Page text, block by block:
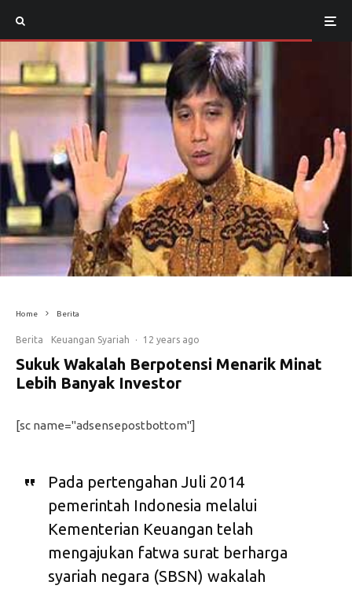
Home Berita
Berita Keuangan Syariah · 12 years ago
Sukuk Wakalah Berpotensi Menarik Minat
Lebih Banyak Investor
[sc name="adsensepostbottom"]
Pada pertengahan Juli 2014
pemerintah Indonesia melalui
Kementerian Keuangan telah
mengajukan fatwa surat berharga
syariah negara (SBSN) wakalah